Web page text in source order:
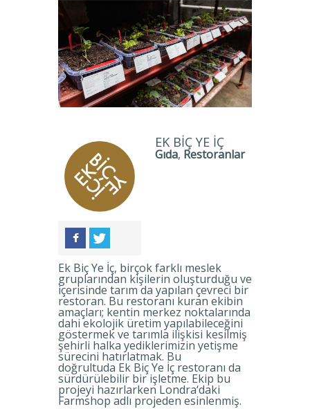
EK BIÇ YE İÇ
Gıda, Restoranlar
Ek Biç Ye İç, birçok farklı meslek
gruplarından kişilerin oluşturduğu ve
içerisinde tarım da yapılan çevreci bir
restoran. Bu restoranı kuran ekibin
amaçları; kentin merkez noktalarında
dahi ekolojik üretim yapılabileceğini
göstermek ve tarımla ilişkisi kesilmiş
şehirli halka yediklerimizin yetişme
sürecini hatırlatmak. Bu
doğrultuda Ek Biç Ye İç restoranı da
sürdürülebilir bir işletme. Ekip bu
projeyi hazırlarken Londra‘daki
Farmshop adlı projeden esinlenmiş.